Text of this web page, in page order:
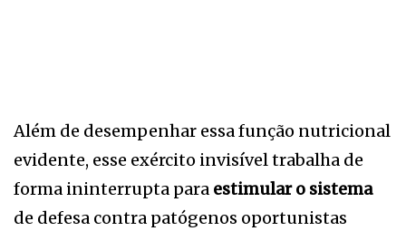
Além de desempenhar essa função nutricional
evidente, esse exército invisível trabalha de
forma ininterrupta para estimular o sistema
de defesa contra patógenos oportunistas